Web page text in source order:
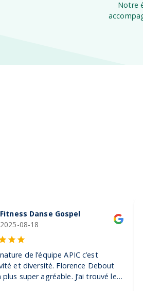
Notre
Fitness Danse Gospel
2025-08-18
de l’équipe APIC c’est
et diversité. Florence Debout
super agréable. J’ai trouvé les